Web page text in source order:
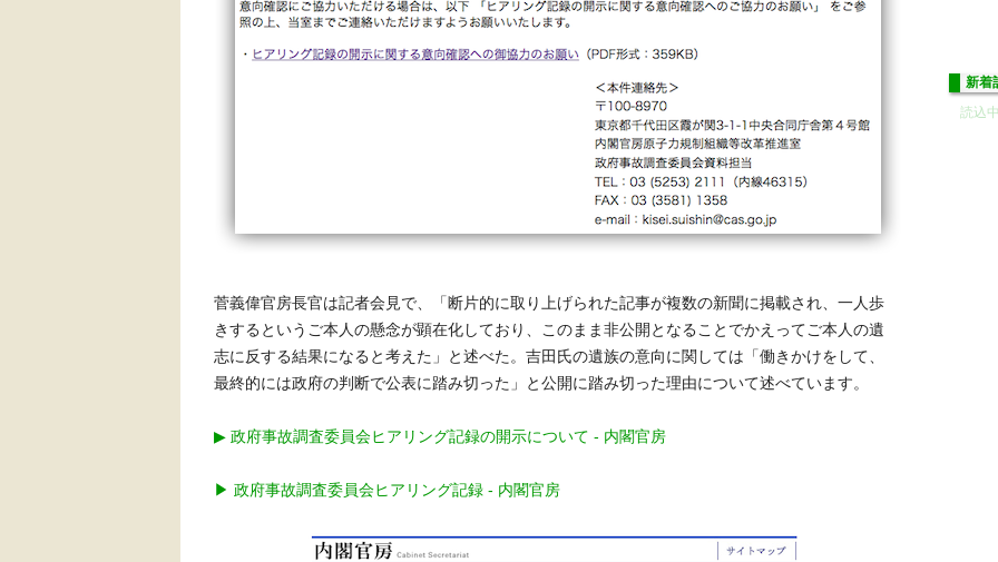
菅義偉官房長官は記者会見で、「断片的に取り上げられた記事が複数の新聞に掲載され、一人歩
きするというご本人の懸念が顕在化しており、このまま非公開となることでかえってご本人の遺
志に反する結果になると考えた」と述べた。吉田氏の遺族の意向に関しては「働きかけをして、
最終的には政府の判断で公表に踏み切った」と公開に踏み切った理由について述べています。
▶︎ 政府事故調査委員会ヒアリング記録の開示について - 内閣官房
▶︎ 政府事故調査委員会ヒアリング記録 - 内閣官房
新着
読込中